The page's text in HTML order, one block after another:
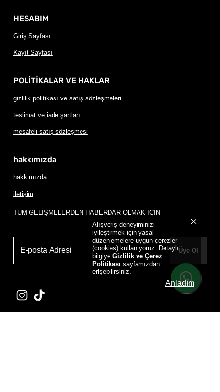
Alışveriş deneyiminizi
iyileştirmek için yasal
düzenlemelere uygun çerezler
(cookies) kullanıyoruz. Detaylı
bilgiye Gizlilik ve Çerez
Politikası sayfamızdan
erişebilirsiniz.
Anladım
HESABIM
Giriş Sayfası
Kayıt Sayfası
POLİTİKALAR VE HAKLAR
gizlilik politikası ve satış sözleşmeleri
teslimat ve iade şartları
mesafeli satış sözleşmesi
hakkımızda
hakkımızda
iletişim
TÜM GELİŞMELERDEN HABERDAR OLMAK İÇİN
Üye Ol